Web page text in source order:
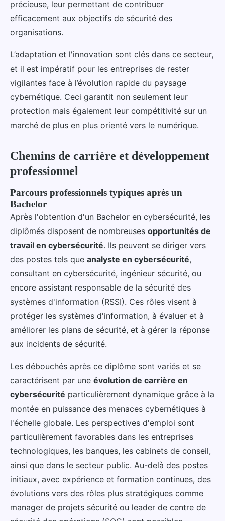
précieuse, leur permettant de contribuer
efficacement aux objectifs de sécurité des
organisations.
L’adaptation et l'innovation sont clés dans ce secteur,
et il est impératif pour les entreprises de rester
vigilantes face à l’évolution rapide du paysage
cybernétique. Ceci garantit non seulement leur
protection mais également leur compétitivité sur un
marché de plus en plus orienté vers le numérique.
Chemins de carrière et développement
professionnel
Parcours professionnels typiques après un
Bachelor
Après l'obtention d'un Bachelor en cybersécurité, les
diplômés disposent de nombreuses opportunités de
travail en cybersécurité. Ils peuvent se diriger vers
des postes tels que analyste en cybersécurité,
consultant en cybersécurité, ingénieur sécurité, ou
encore assistant responsable de la sécurité des
systèmes d'information (RSSI). Ces rôles visent à
protéger les systèmes d'information, à évaluer et à
améliorer les plans de sécurité, et à gérer la réponse
aux incidents de sécurité.
Les débouchés après ce diplôme sont variés et se
caractérisent par une évolution de carrière en
cybersécurité particulièrement dynamique grâce à la
montée en puissance des menaces cybernétiques à
l'échelle globale. Les perspectives d'emploi sont
particulièrement favorables dans les entreprises
technologiques, les banques, les cabinets de conseil,
ainsi que dans le secteur public. Au-delà des postes
initiaux, avec expérience et formation continues, des
évolutions vers des rôles plus stratégiques comme
manager de projets sécurité ou leader de centre de